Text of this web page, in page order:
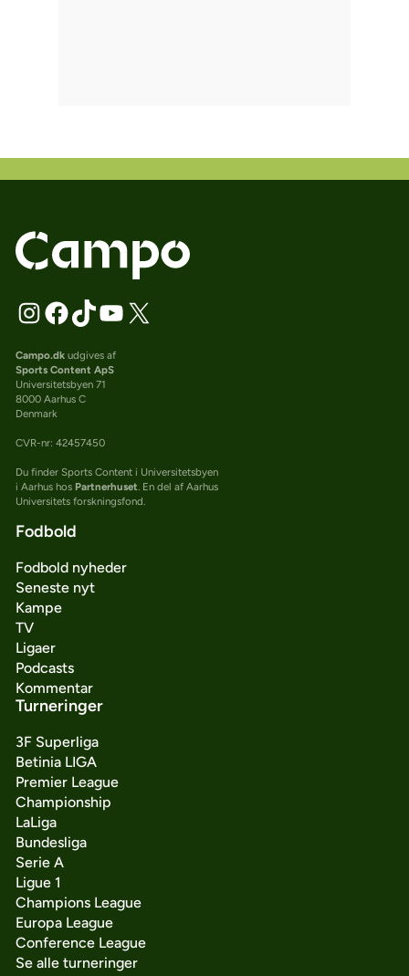
Campo.dkudgives af
Sports Content ApS
Universitetsbyen 71
8000 Aarhus C
Denmark
CVR-nr: 42457450
Du finder Sports Content i Universitetsbyen
i Aarhus hos Partnerhuset. En del af Aarhus
Universitets forskningsfond.
Fodbold
Fodbold nyheder
Seneste nyt
Kampe
TV
Ligaer
Podcasts
Kommentar
Turneringer
3F Superliga
Betinia LIGA
Premier League
Championship
LaLiga
Bundesliga
Serie A
Ligue 1
Champions League
Europa League
Conference League
Se alle turneringer